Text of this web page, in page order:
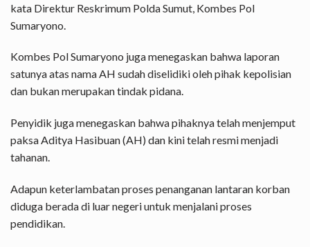
kata Direktur Reskrimum Polda Sumut, Kombes Pol
Sumaryono.
Kombes Pol Sumaryono juga menegaskan bahwa laporan
satunya atas nama AH sudah diselidiki oleh pihak kepolisian
dan bukan merupakan tindak pidana.
Penyidik juga menegaskan bahwa pihaknya telah menjemput
paksa Aditya Hasibuan (AH) dan kini telah resmi menjadi
tahanan.
Adapun keterlambatan proses penanganan lantaran korban
diduga berada di luar negeri untuk menjalani proses
pendidikan.